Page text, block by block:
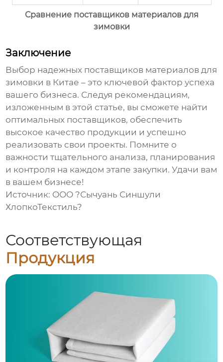
Сравнение поставщиков материалов для
зимовки
Заключение
Выбор надежных поставщиков материалов для
зимовки в Китае – это ключевой фактор успеха
вашего бизнеса. Следуя рекомендациям,
изложенным в этой статье, вы сможете найти
оптимальных поставщиков, обеспечить
высокое качество продукции и успешно
реализовать свои проекты. Помните о
важности тщательного анализа, планирования
и контроля на каждом этапе закупки. Удачи вам
в вашем бизнесе!
Источник: ООО ?Сычуань Синшули
ХлопкоТекстиль?
Соответствующая
Продукция